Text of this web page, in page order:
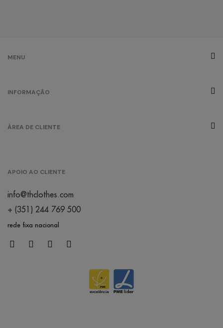
MENU
INFORMAÇÃO
ÁREA DE CLIENTE
APOIO AO CLIENTE
info@thclothes.com
+ (351) 244 769 500
rede fixa nacional